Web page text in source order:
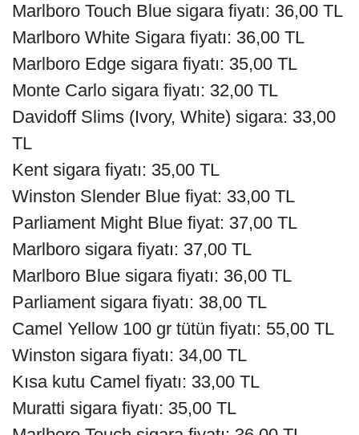
Marlboro Touch Blue sigara fiyatı: 36,00 TL
Marlboro White Sigara fiyatı: 36,00 TL
Marlboro Edge sigara fiyatı: 35,00 TL
Monte Carlo sigara fiyatı: 32,00 TL
Davidoff Slims (Ivory, White) sigara: 33,00
TL
Kent sigara fiyatı: 35,00 TL
Winston Slender Blue fiyat: 33,00 TL
Parliament Might Blue fiyat: 37,00 TL
Marlboro sigara fiyatı: 37,00 TL
Marlboro Blue sigara fiyatı: 36,00 TL
Parliament sigara fiyatı: 38,00 TL
Camel Yellow 100 gr tütün fiyatı: 55,00 TL
Winston sigara fiyatı: 34,00 TL
Kısa kutu Camel fiyatı: 33,00 TL
Muratti sigara fiyatı: 35,00 TL